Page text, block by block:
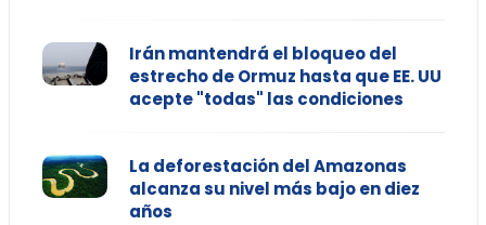
Irán mantendrá el bloqueo del
estrecho de Ormuz hasta que EE. UU
acepte "todas" las condiciones
La deforestación del Amazonas
alcanza su nivel más bajo en diez
años